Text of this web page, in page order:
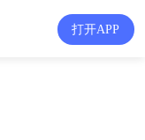
打开APP